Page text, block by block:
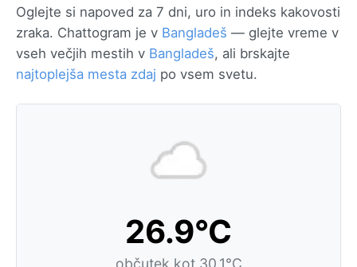
Oglejte si napoved za 7 dni, uro in indeks kakovosti
zraka. Chattogram je v Bangladeš — glejte vreme v
vseh večjih mestih v Bangladeš, ali brskajte
najtoplejša mesta zdaj po vsem svetu.
26.9°C
občutek kot 30.1°C